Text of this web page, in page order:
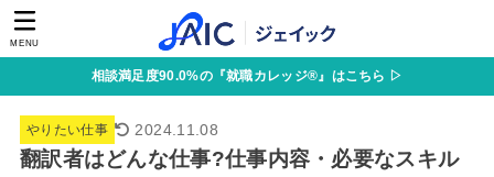
MENU
相談満足度90.0%の『就職カレッジ®』はこちら ▷
やりたい仕事 2024.11.08
翻訳者はどんな仕事?仕事内容・必要なスキル